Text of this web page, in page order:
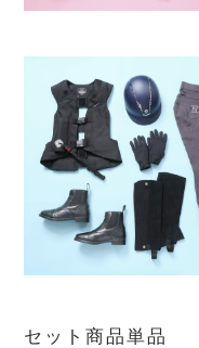
セット商品単品